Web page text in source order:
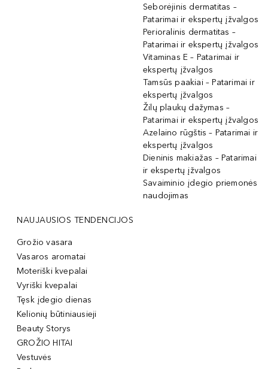
Seborėjinis dermatitas –
Patarimai ir ekspertų įžvalgos
Perioralinis dermatitas –
Patarimai ir ekspertų įžvalgos
Vitaminas E – Patarimai ir
ekspertų įžvalgos
Tamsūs paakiai – Patarimai ir
ekspertų įžvalgos
Žilų plaukų dažymas –
Patarimai ir ekspertų įžvalgos
Azelaino rūgštis – Patarimai ir
ekspertų įžvalgos
Dieninis makiažas – Patarimai
ir ekspertų įžvalgos
Savaiminio įdegio priemonės
naudojimas
NAUJAUSIOS TENDENCIJOS
Grožio vasara
Vasaros aromatai
Moteriški kvepalai
Vyriški kvepalai
Tęsk įdegio dienas
Kelionių būtiniausieji
Beauty Storys
GROŽIO HITAI
Vestuvės